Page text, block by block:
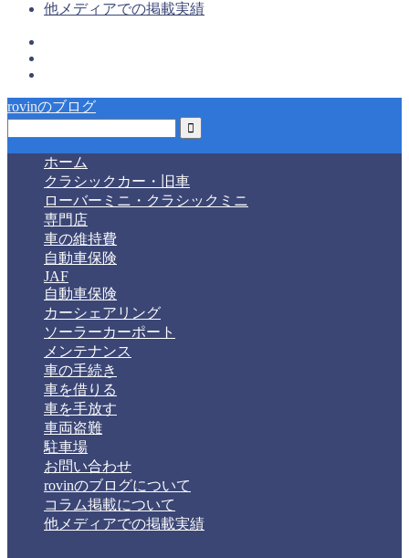
他メディアでの掲載実績
rovinのブログ
ホーム
クラシックカー・旧車
ローバーミニ・クラシックミニ
専門店
車の維持費
自動車保険
JAF
自動車保険
カーシェアリング
ソーラーカーポート
メンテナンス
車の手続き
車を借りる
車を手放す
車両盗難
駐車場
お問い合わせ
rovinのブログについて
コラム掲載について
他メディアでの掲載実績